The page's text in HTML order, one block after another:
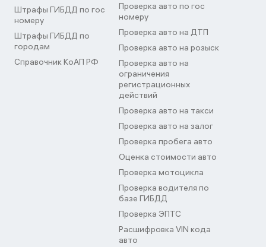
Штрафы ГИБДД по гос
номеру
Штрафы ГИБДД по
городам
Справочник КоАП РФ
Проверка авто по гос
номеру
Проверка авто на ДТП
Проверка авто на розыск
Проверка авто на
ограничения
регистрационных
действий
Проверка авто на такси
Проверка авто на залог
Проверка пробега авто
Оценка стоимости авто
Проверка мотоцикла
Проверка водителя по
базе ГИБДД
Проверка ЭПТС
Расшифровка VIN кода
авто